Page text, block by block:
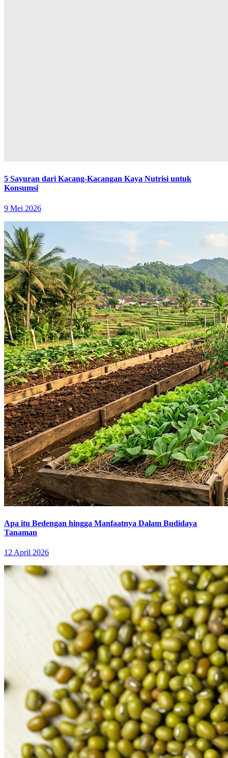
5 Sayuran dari Kacang-Kacangan Kaya Nutrisi untuk
Konsumsi
9 Mei 2026
Apa itu Bedengan hingga Manfaatnya Dalam Budidaya
Tanaman
12 April 2026